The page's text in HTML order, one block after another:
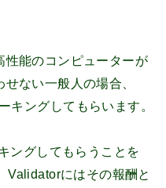
性能のコンピューターが
ない一般人の場合、
キングしてもらいます。
ングしてもらうことを
Validatorにはその報酬と